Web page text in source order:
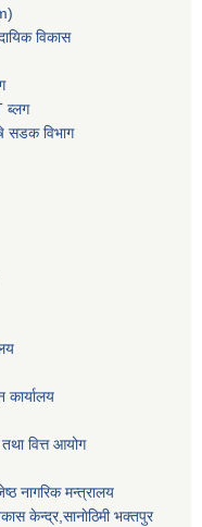
विकास
ब्लग
सडक विभाग
वित्त आयोग
नागरिक मन्त्रालय
केन्द्र,सानाेठिमी भक्तपुर